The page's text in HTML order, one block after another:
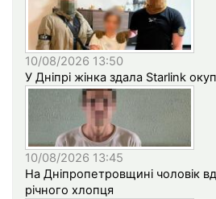
10/08/2026 13:50
У Дніпрі жінка здала Starlink
10/08/2026 13:45
На Дніпропетровщині чоловік
річного хлопця